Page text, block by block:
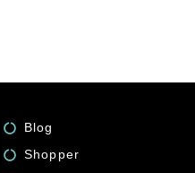
Blog
Shopper